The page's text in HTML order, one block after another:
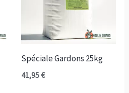
Spéciale Gardons 25kg
41,95€